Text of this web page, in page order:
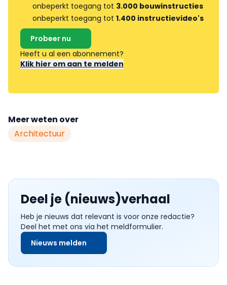
onbeperkt toegang tot 3.000 bouwinstructies
onbeperkt toegang tot 1.400 instructievideo's
Probeer nu
Heeft u al een abonnement?
Klik hier om aan te melden
Meer weten over
Architectuur
Deel je (nieuws)verhaal
Heb je nieuws dat relevant is voor onze redactie?
Deel het met ons via het meldformulier.
Nieuws melden